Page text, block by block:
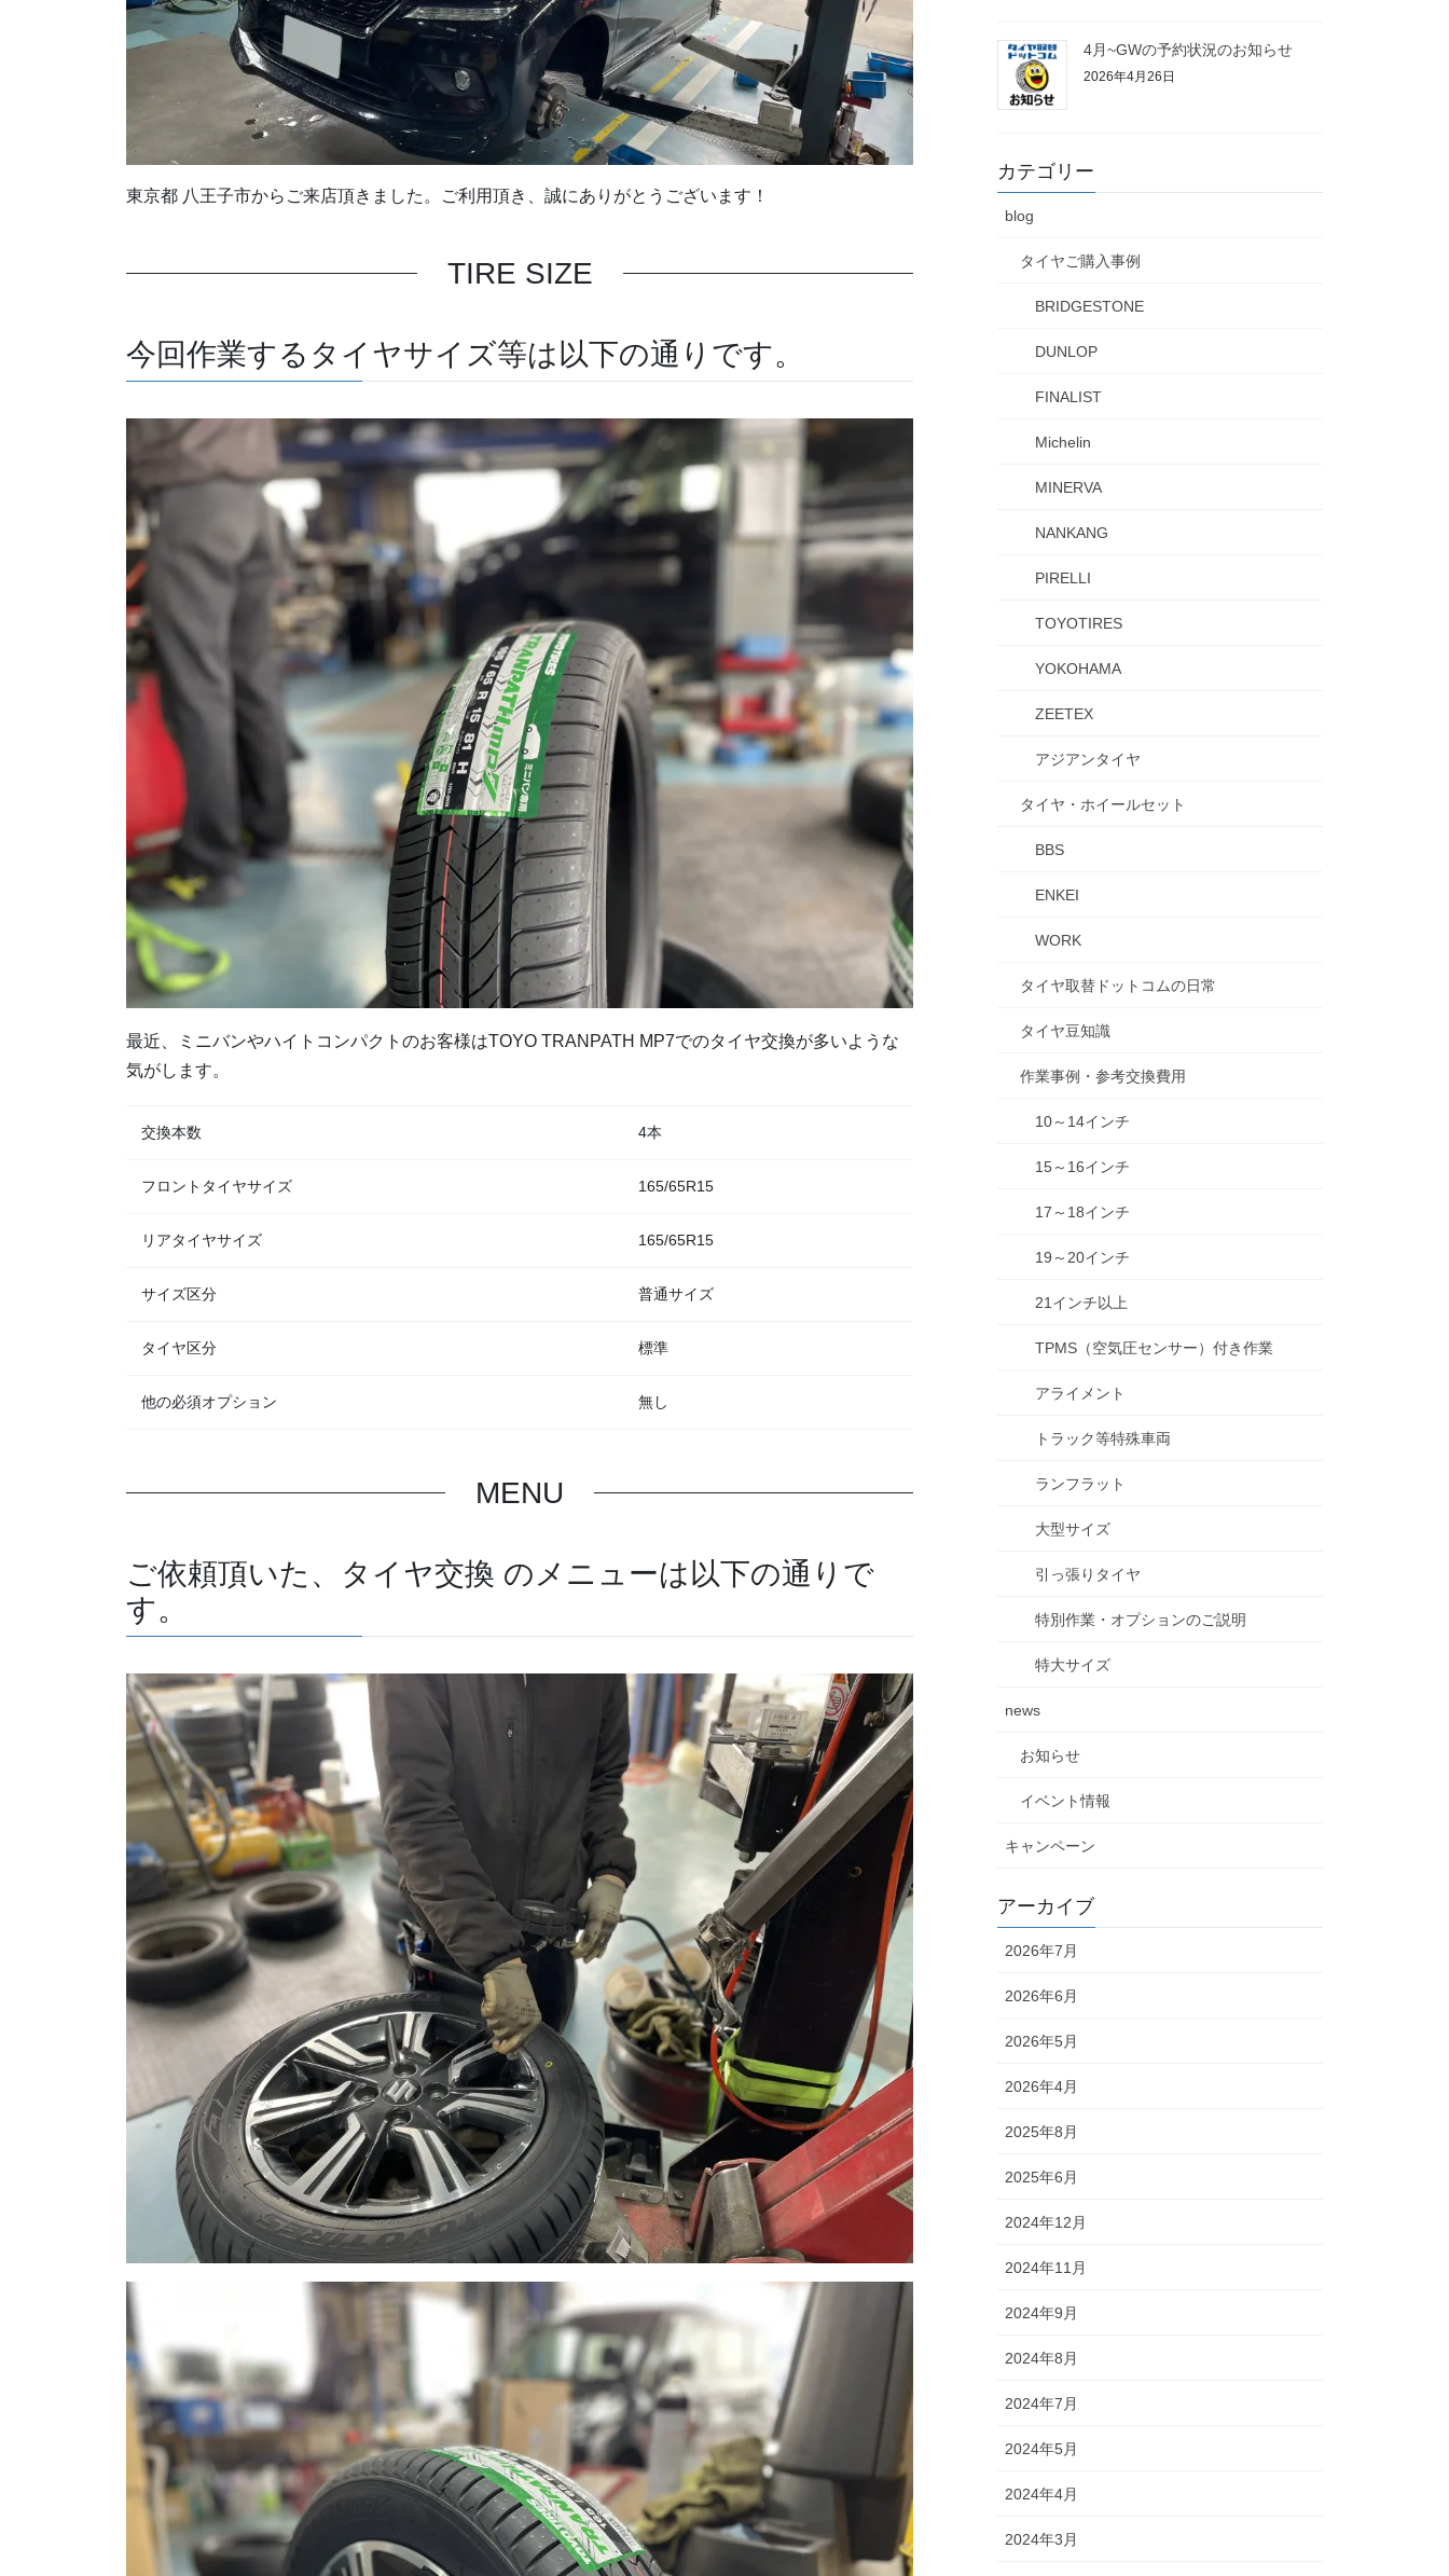
東京都 八王子市からご来店頂きました。ご利用頂き、誠にありがとうございます！
TIRE SIZE
今回作業するタイヤサイズ等は以下の通りです。
最近、ミニバンやハイトコンパクトのお客様はTOYO TRANPATH MP7でのタイヤ交換が多いような
気がします。
交換本数 4本
フロントタイヤサイズ 165/65R15
リアタイヤサイズ 165/65R15
サイズ区分 普通サイズ
タイヤ区分 標準
他の必須オプション 無し
MENU
ご依頼頂いた、タイヤ交換 のメニューは以下の通りで
す。
4月~GWの予約状況のお知らせ
2026年4月26日
カテゴリー
blog
タイヤご購入事例
BRIDGESTONE
DUNLOP
FINALIST
Michelin
MINERVA
NANKANG
PIRELLI
TOYOTIRES
YOKOHAMA
ZEETEX
アジアンタイヤ
タイヤ・ホイールセット
BBS
ENKEI
WORK
タイヤ取替ドットコムの日常
タイヤ豆知識
作業事例・参考交換費用
10～14インチ
15～16インチ
17～18インチ
19～20インチ
21インチ以上
TPMS（空気圧センサー）付き作業
アライメント
トラック等特殊車両
ランフラット
大型サイズ
引っ張りタイヤ
特別作業・オプションのご説明
特大サイズ
news
お知らせ
イベント情報
キャンペーン
アーカイブ
2026年7月
2026年6月
2026年5月
2026年4月
2025年8月
2025年6月
2024年12月
2024年11月
2024年9月
2024年8月
2024年7月
2024年5月
2024年4月
2024年3月